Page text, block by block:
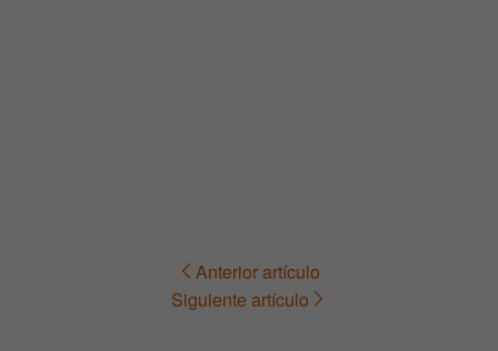
Navegación Anterior artículo
Siguiente artículo